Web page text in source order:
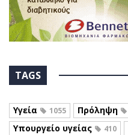
TAGS
Υγεία 1055 Πρόληψη
Υπουργείο υγείας 410